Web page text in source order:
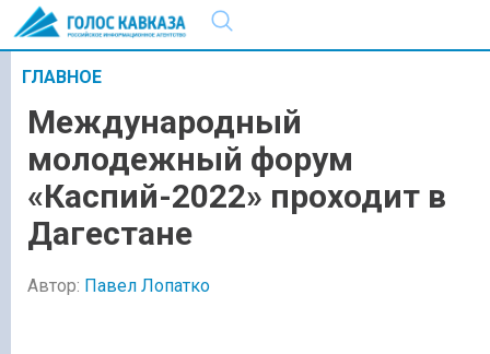
ГЛАВНОЕ
Международный
молодежный форум
«Каспий-2022» проходит в
Дагестане
Автор: Павел Лопатко